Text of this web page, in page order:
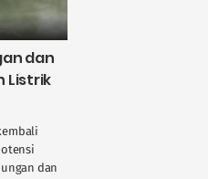
dan
Listrik
dan